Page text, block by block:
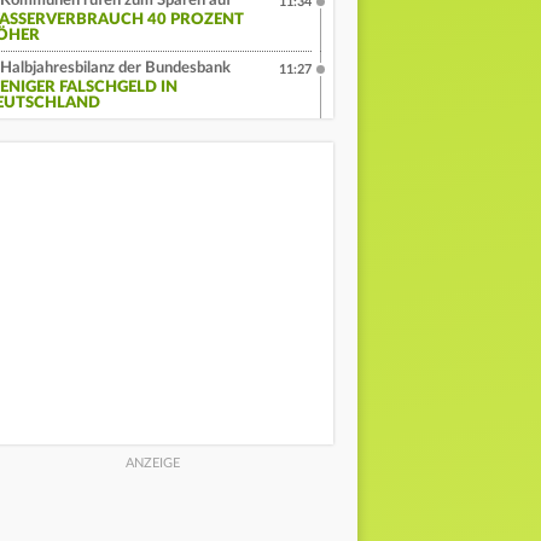
40 PROZENT
Halbjahresbilanz der Bundesbank
FALSCHGELD IN
11:27